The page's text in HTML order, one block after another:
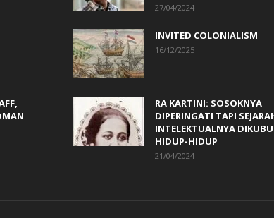
27/04/2024
INVITED COLONIALISM
16/12/2025
RA KARTINI: SOSOKNYA
DIPERINGATI TAPI
INTELEKTUALNYA
HIDUP-HIDUP
21/04/2024